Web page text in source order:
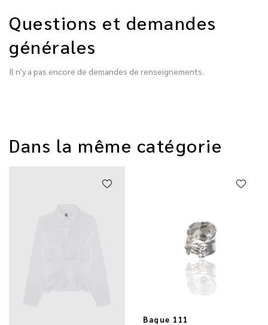
Questions et demandes
générales
Il n'y a pas encore de demandes de renseignements.
Dans la même catégorie
Bague 111